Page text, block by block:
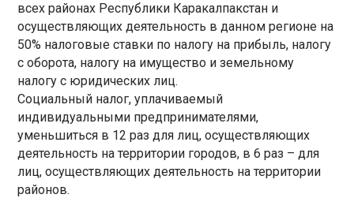
всех районах Республики Каракалпакстан и
осуществляющих деятельность в данном регионе на
50% налоговые ставки по налогу на прибыль, налогу
с оборота, налогу на имущество и земельному
налогу с юридических лиц.
Социальный налог, уплачиваемый
индивидуальными предпринимателями,
уменьшиться в 12 раз для лиц, осуществляющих
деятельность на территории городов, в 6 раз – для
лиц, осуществляющих деятельность на территории
районов.